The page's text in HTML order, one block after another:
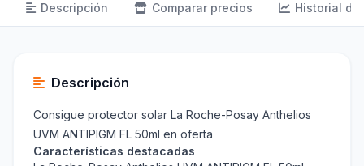
Descripción Comparar precios Historial de
Descripción
Consigue protector solar La Roche-Posay Anthelios
UVM ANTIPIGM FL 50ml en oferta
Características destacadas